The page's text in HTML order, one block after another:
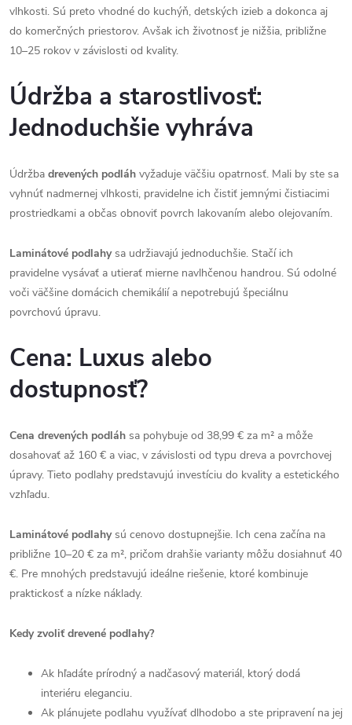
vlhkosti. Sú preto vhodné do kuchýň, detských izieb a dokonca aj
do komerčných priestorov. Avšak ich životnosť je nižšia, približne
10–25 rokov v závislosti od kvality.
Údržba a starostlivosť:
Jednoduchšie vyhráva
Údržba drevených podláh vyžaduje väčšiu opatrnosť. Mali by ste sa
vyhnúť nadmernej vlhkosti, pravidelne ich čistiť jemnými čistiacimi
prostriedkami a občas obnoviť povrch lakovaním alebo olejovaním.
Laminátové podlahysa udržiavajú jednoduchšie. Stačí ich
pravidelne vysávať a utierať mierne navlhčenou handrou. Sú odolné
voči väčšine domácich chemikálií a nepotrebujú špeciálnu
povrchovú úpravu.
Cena: Luxus alebo
dostupnosť?
Cena drevených podláh sa pohybuje od 38,99 € za m² a môže
dosahovať až 160 € a viac, v závislosti od typu dreva a povrchovej
úpravy. Tieto podlahy predstavujú investíciu do kvality a estetického
vzhľadu.
Laminátové podlahysú cenovo dostupnejšie. Ich cena začína na
približne 10–20 € za m², pričom drahšie varianty môžu dosiahnuť 40
€. Pre mnohých predstavujú ideálne riešenie, ktoré kombinuje
praktickosť a nízke náklady.
Kedy zvoliť drevené podlahy?
Ak hľadáte prírodný a nadčasový materiál, ktorý dodá
interiéru eleganciu.
Ak plánujete podlahu využívať dlhodobo a ste pripravení na jej